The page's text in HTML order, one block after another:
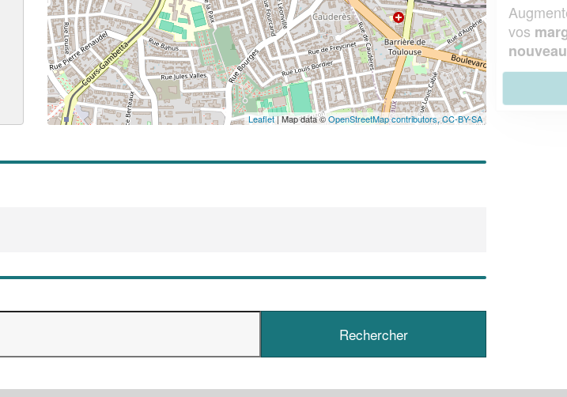
Leaflet| Map data ©OpenStreetMap contributors,CC-BY-SA
Augmentez votrechiffre d'affaireset
vosmargestout en gagnant de
nouveaux clients!
En savoir plus